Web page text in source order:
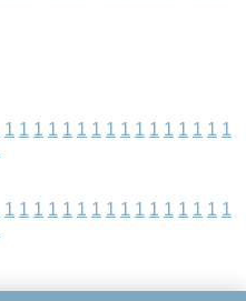
1 1 1 1 1 1 1 1 1 1 1 1 1 1 1 1
1 1 1 1 1 1 1 1 1 1 1 1 1 1 1 1